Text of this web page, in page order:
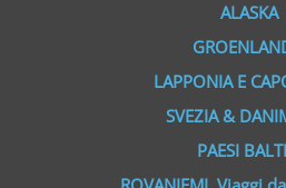
ALASKA
LAPPONIA E
SVEZIA &
PAESI